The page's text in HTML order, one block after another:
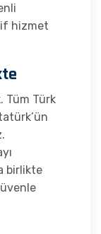
hizmet
Tüm Türk
birlikte